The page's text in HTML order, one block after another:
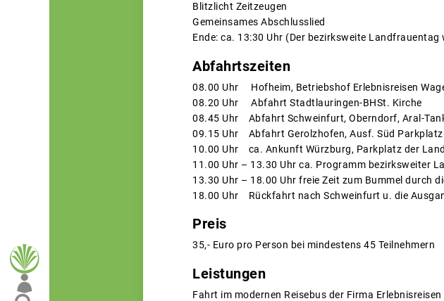
Blitzlicht Zeitzeugen
Gemeinsames Abschlusslied
Ende: ca. 13:30 Uhr (Der bezirksweite
Abfahrtszeiten
08.00 Uhr Hofheim, Betriebshof Erlebnisreisen
08.20 Uhr Abfahrt Stadtlauringen-BHSt. Kirche
08.45 Uhr Abfahrt Schweinfurt, Oberndorf, Aral-
09.15 Uhr Abfahrt Gerolzhofen, Ausf. Süd Parkplatz
10.00 Uhr ca. Ankunft Würzburg, Parkplatz der
11.00 Uhr – 13.30 Uhr ca. Programm bezirksweiter
13.30 Uhr – 18.00 Uhr freie Zeit zum Bummel durch
18.00 Uhr Rückfahrt nach Schweinfurt u. die
Preis
35,- Euro pro Person bei mindestens 45 Teilnehmern
Leistungen
Fahrt im modernen Reisebus der Firma